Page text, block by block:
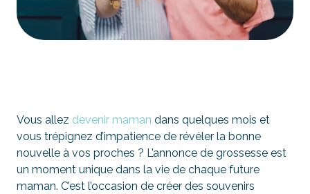
Vous allez devenir maman dans quelques mois et
vous trépignez d’impatience de révéler la bonne
nouvelle à vos proches ? L’annonce de grossesse est
un moment unique dans la vie de chaque future
maman. C’est l’occasion de créer des souvenirs